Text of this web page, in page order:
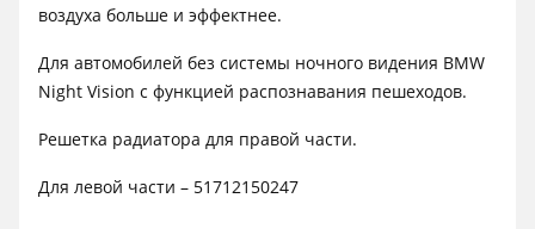
воздуха больше и эффектнее.
Для автомобилей без системы ночного видения BMW
Night Vision с функцией распознавания пешеходов.
Решетка радиатора для правой части.
Для левой части – 51712150247